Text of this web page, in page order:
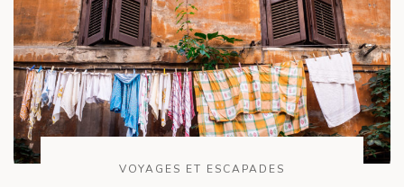
VOYAGES ET ESCAPADES